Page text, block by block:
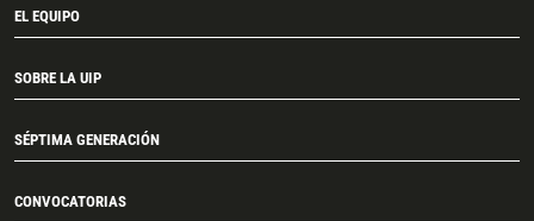
EL EQUIPO
SOBRE LA UIP
SÉPTIMA GENERACIÓN
CONVOCATORIAS